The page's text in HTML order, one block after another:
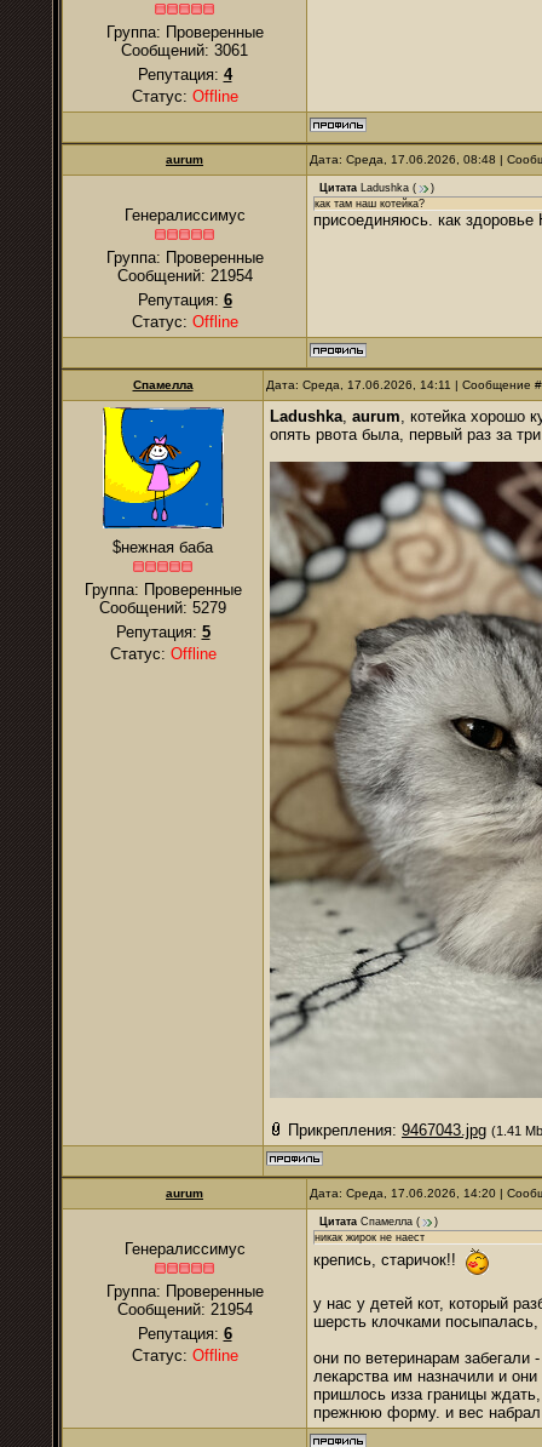
Группа: Проверенные
Сообщений: 3061
Репутация: 4
Статус: Offline
аurum Дата: Среда, 17.06.2026, 08:48 |
Генералиссимус
Группа: Проверенные
Сообщений: 21954
Репутация: 6
Статус: Offline
Цитата Ladushkа (
)
как там наш котейка?
присоединяюсь. как
Спамелла Дата: Среда, 17.06.2026, 14:11 | Сообщение
$нежная баба
Группа: Проверенные
Сообщений: 5279
Репутация: 5
Статус: Offline
Ladushkа, аurum, котейка хорошо
опять рвота была, первый раз за
Прикрепления: 9467043.jpg (1.41
аurum Дата: Среда, 17.06.2026, 14:20 |
Генералиссимус
Группа: Проверенные
Сообщений: 21954
Репутация: 6
Статус: Offline
Цитата Спамелла (
)
никак жирок не наест
крепись, старичок!!
у нас у детей кот, который
шерсть клочками
они по ветеринарам забегали
лекарства им назначили и
пришлось изза границы
прежнюю форму. и вес